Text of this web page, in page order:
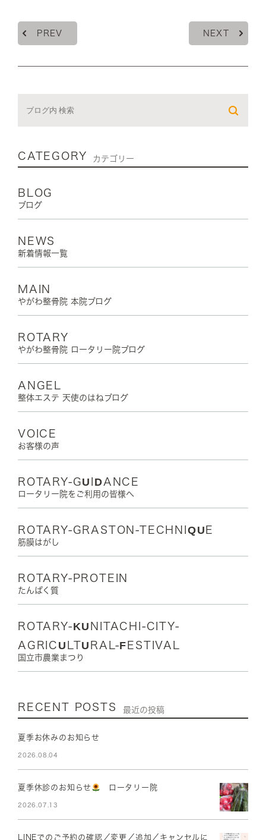
PREV NEXT
CATEGORY カテゴリー
BLOG
ブログ
NEWS
新着情報一覧
MAIN
やがわ整骨院 本院ブログ
ROTARY
やがわ整骨院 ロータリー院ブログ
ANGEL
整体エステ 天使のはねブログ
VOICE
お客様の声
ROTARY-GUIDANCE
ロータリー院をご利用の皆様へ
ROTARY-GRASTON-TECHNIQUE
筋膜はがし
ROTARY-PROTEIN
たんぱく質
ROTARY-KUNITACHI-CITY-
AGRICULTURAL-FESTIVAL
国立市農業まつり
RECENT POSTS 最近の投稿
夏季お休みのお知らせ
2026.08.04
夏季休診のお知らせ ロータリー院
2026.07.13
LINEでのご予約の確認／変更／追加／キャンセルに